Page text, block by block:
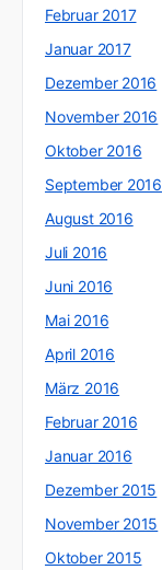
Februar 2017
Januar 2017
Dezember 2016
November 2016
Oktober 2016
September 2016
August 2016
Juli 2016
Juni 2016
Mai 2016
April 2016
März 2016
Februar 2016
Januar 2016
Dezember 2015
November 2015
Oktober 2015